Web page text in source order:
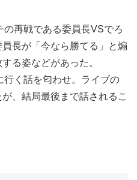
の再戦である委員長VSでろ
長が「今なら勝てる」と煽
る姿などがあった。
行く話を匂わせ。ライブの
、結局最後まで話されるこ